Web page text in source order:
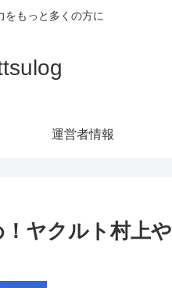
をもっと多くの方に
運営者情報
ヤクルト村上や